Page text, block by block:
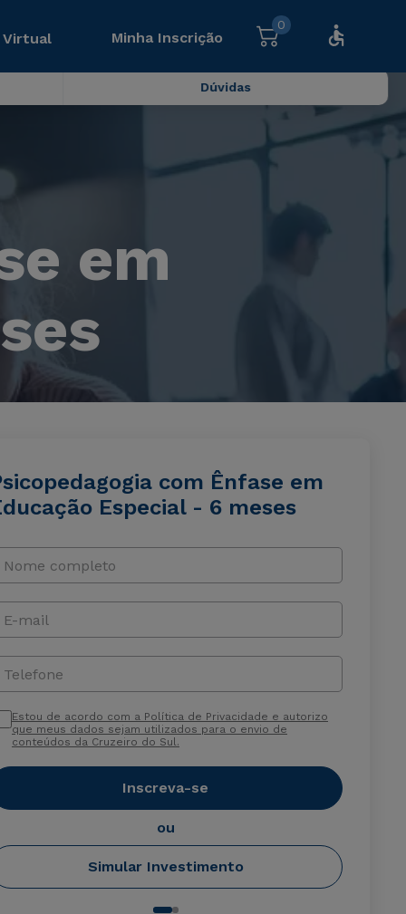
Virtual Minha Inscrição
0
Dúvidas
em
com Ênfase em
Especial - 6 meses
Nome completo
E-mail
Telefone
Estou de acordo com a Política de Privacidade e autorizo
que meus dados sejam utilizados para o envio de
conteúdos da Cruzeiro do Sul.
Inscreva-se
ou
Simular Investimento